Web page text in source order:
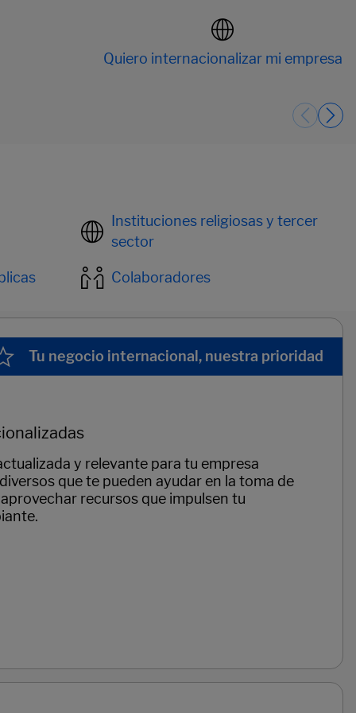
Quiero internacionalizar mi empresa
Instituciones religiosas y tercer
sector
Colaboradores
Tu negocio internacional, nuestra prioridad
y relevante para tu empresa
que te pueden ayudar en la toma de
recursos que impulsen tu